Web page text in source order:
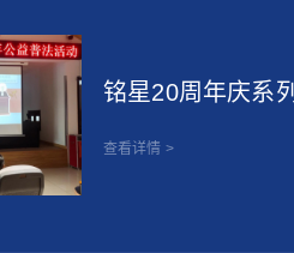
铭星20周年庆系
查看详情 >